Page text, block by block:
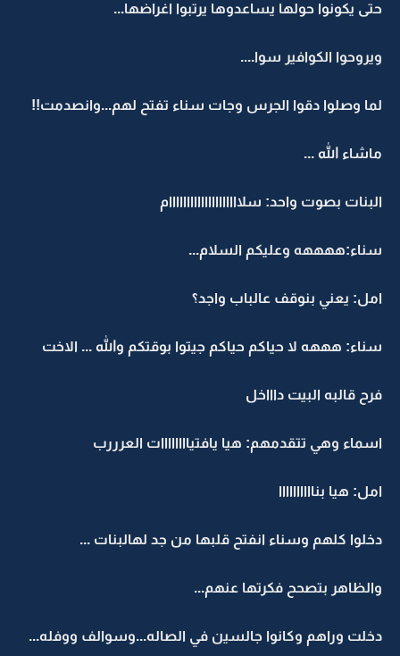
حتى يكونوا حولها يساعدوها يرتبوا اغراضها...
ويروحوا الكوافير سوا....
لما وصلوا دقوا الجرس وجات سناء تفتح لهم...وانصدمت!!
ماشاء الله ...
البنات بصوت واحد: سلاااااااااااااااااااام
سناء:ههههه وعليكم السلام...
امل: يعني بنوقف عالباب واجد؟
سناء: هههه لا حياكم حياكم جيتوا بوقتكم والله ... الاخت
فرح قالبه البيت داااخل
اسماء وهي تتقدمهم: هيا يافتياااااااات العرررب
امل: هيا بناااااااااا
دخلوا كلهم وسناء انفتح قلبها من جد لهالبنات ...
والظاهر بتصحح فكرتها عنهم...
دخلت وراهم وكانوا جالسين في الصاله...وسوالف ووفله...